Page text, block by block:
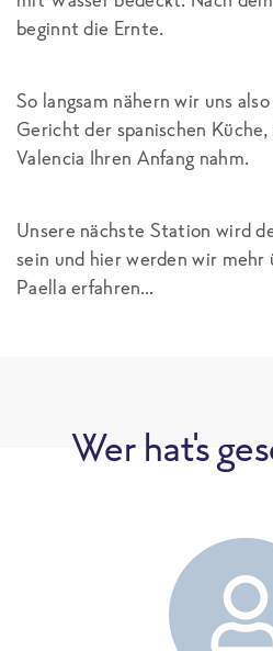
beginnt die Ernte.
So langsam nähern wir uns
Gericht der spanischen
Valencia Ihren Anfang nahm.
Unsere nächste Station wird
sein und hier werden wir mehr
Paella erfahren…
Wer hat's